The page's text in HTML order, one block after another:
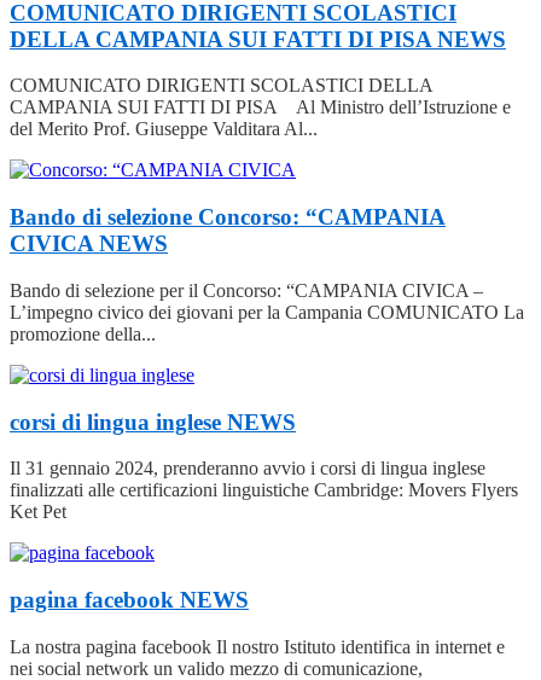
COMUNICATO DIRIGENTI SCOLASTICI
DELLA CAMPANIA SUI FATTI DI PISA NEWS
COMUNICATO DIRIGENTI SCOLASTICI DELLA
CAMPANIA SUI FATTI DI PISA Al Ministro dell’Istruzione e
del Merito Prof. Giuseppe Valditara Al...
Bando di selezione Concorso: “CAMPANIA
CIVICA NEWS
Bando di selezione per il Concorso: “CAMPANIA CIVICA –
L’impegno civico dei giovani per la Campania COMUNICATO La
promozione della...
corsi di lingua inglese NEWS
Il 31 gennaio 2024, prenderanno avvio i corsi di lingua inglese
finalizzati alle certificazioni linguistiche Cambridge: Movers Flyers
Ket Pet
pagina facebook NEWS
La nostra pagina facebook Il nostro Istituto identifica in internet e
nei social network un valido mezzo di comunicazione,